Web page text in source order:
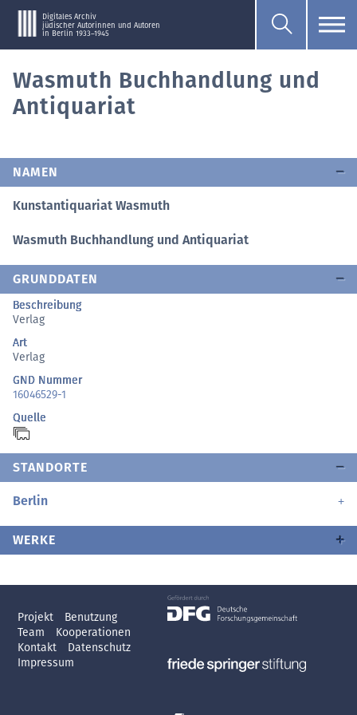
Digitales Archiv
jüdischer Autorinnen und Autoren
in Berlin 1933–1945
Wasmuth Buchhandlung und
Antiquariat
NAMEN
Kunstantiquariat Wasmuth
Wasmuth Buchhandlung und Antiquariat
GRUNDDATEN
Beschreibung
Verlag
Art
Verlag
GND Nummer
16046529-1
Quelle
STANDORTE
Berlin
WERKE
Projekt
Benutzung
Team
Kooperationen
Kontakt
Datenschutz
Impressum